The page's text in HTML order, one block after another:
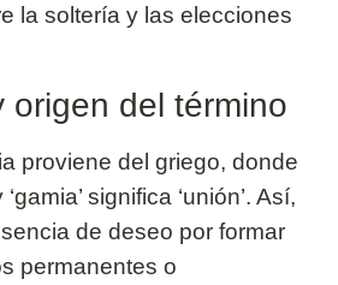
la soltería y las elecciones
origen del término
proviene del griego, donde
‘gamia’ significa ‘unión’. Así,
de deseo por formar
permanentes o